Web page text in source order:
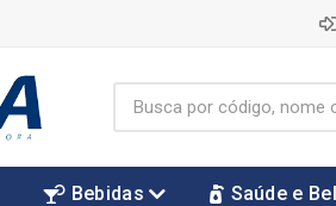
Bebidas Saúde e